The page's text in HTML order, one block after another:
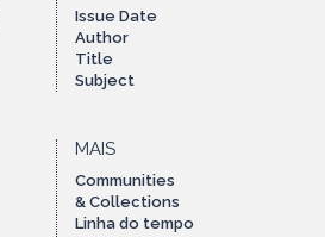
Issue Date
Author
Title
Subject
MAIS
Communities
& Collections
Linha do tempo